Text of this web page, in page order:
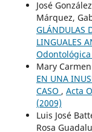
José
Márquez,
GLÁNDULAS
LINGUALES
Odontológica
Mary
EN UNA
CASO , Acta
(2009)
Luis José
Rosa